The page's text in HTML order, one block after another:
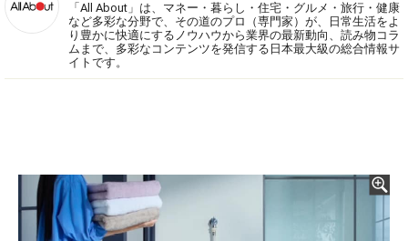
「All About」は、マネー・暮らし・住宅・グルメ・旅行・健康
など多彩な分野で、その道のプロ（専門家）が、日常生活をよ
り豊かに快適にするノウハウから業界の最新動向、読み物コラ
ムまで、多彩なコンテンツを発信する日本最大級の総合情報サ
イトです。